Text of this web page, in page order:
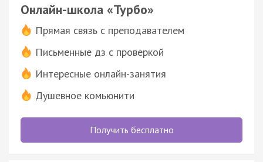
Онлайн-школа «Турбо»
Прямая связь с преподавателем
Письменные дз с проверкой
Интересные онлайн-занятия
Душевное комьюнити
Получить бесплатно